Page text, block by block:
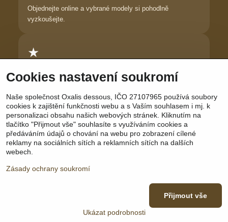
Objednejte online a vybrané modely si pohodlně
vyzkoušejte.
★
Důvěra zákaznic
cítí krásně.
Sledujte nás: Facebook | Instagram | YouTube
Zásady ochrany soukromí
Vytvořeno systémem:ByznysWeb.cz
Cookies nastavení soukromí
Naše společnost Oxalis dessous, IČO 27107965 používá soubory
cookies k zajištění funkčnosti webu a s Vaším souhlasem i mj. k
personalizaci obsahu našich webových stránek. Kliknutím na
tlačítko "Přijmout vše" souhlasíte s využíváním cookies a
předáváním údajů o chování na webu pro zobrazení cílené
reklamy na sociálních sítích a reklamních sítích na dalších
webech.
Zásady ochrany soukromí
Ukázat podrobnosti
Přijmout vše